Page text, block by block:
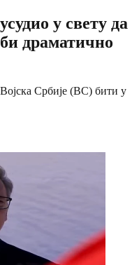
у свету да
драматично
Србије (ВС) бити у